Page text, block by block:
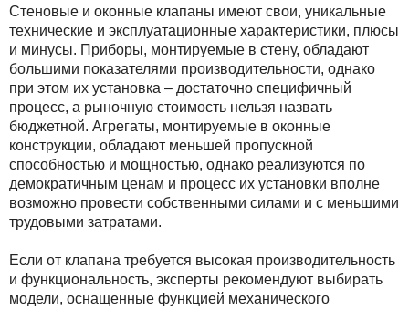
Стеновые и оконные клапаны имеют свои, уникальные
технические и эксплуатационные характеристики, плюсы
и минусы. Приборы, монтируемые в стену, обладают
большими показателями производительности, однако
при этом их установка – достаточно специфичный
процесс, а рыночную стоимость нельзя назвать
бюджетной. Агрегаты, монтируемые в оконные
конструкции, обладают меньшей пропускной
способностью и мощностью, однако реализуются по
демократичным ценам и процесс их установки вполне
возможно провести собственными силами и с меньшими
трудовыми затратами.
Если от клапана требуется высокая производительность
и функциональность, эксперты рекомендуют выбирать
модели, оснащенные функцией механического